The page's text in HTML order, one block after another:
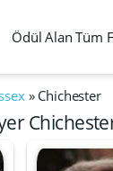
Ödül Alan Tüm
» Chichester